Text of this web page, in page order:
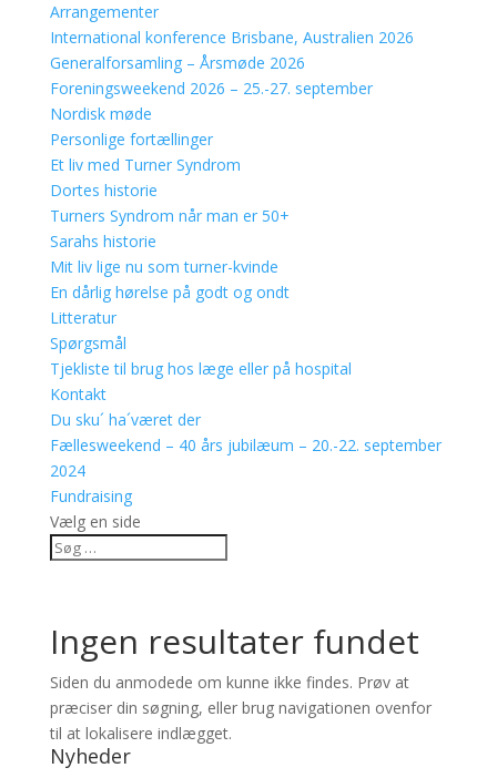
Arrangementer
International konference Brisbane, Australien 2026
Generalforsamling – Årsmøde 2026
Foreningsweekend 2026 – 25.-27. september
Nordisk møde
Personlige fortællinger
Et liv med Turner Syndrom
Dortes historie
Turners Syndrom når man er 50+
Sarahs historie
Mit liv lige nu som turner-kvinde
En dårlig hørelse på godt og ondt
Litteratur
Spørgsmål
Tjekliste til brug hos læge eller på hospital
Kontakt
Du sku´ ha´været der
Fællesweekend – 40 års jubilæum – 20.-22. september
2024
Fundraising
Vælg en side
Ingen resultater fundet
Siden du anmodede om kunne ikke findes. Prøv at
præciser din søgning, eller brug navigationen ovenfor
til at lokalisere indlægget.
Nyheder